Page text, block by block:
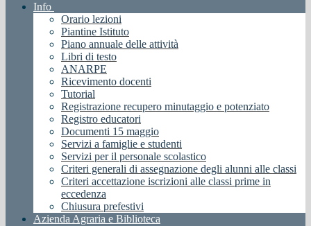
Info
Orario lezioni
Piantine Istituto
Piano annuale delle attività
Libri di testo
ANARPE
Ricevimento docenti
Tutorial
Registrazione recupero minutaggio e potenziato
Registro educatori
Documenti 15 maggio
Servizi a famiglie e studenti
Servizi per il personale scolastico
Criteri generali di assegnazione degli alunni alle classi
Criteri accettazione iscrizioni alle classi prime in
eccedenza
Chiusura prefestivi
Azienda Agraria e Biblioteca